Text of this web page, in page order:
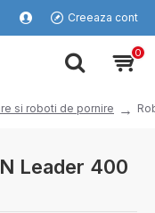
Creeaza cont
0
si roboti de pornire
Leader 400